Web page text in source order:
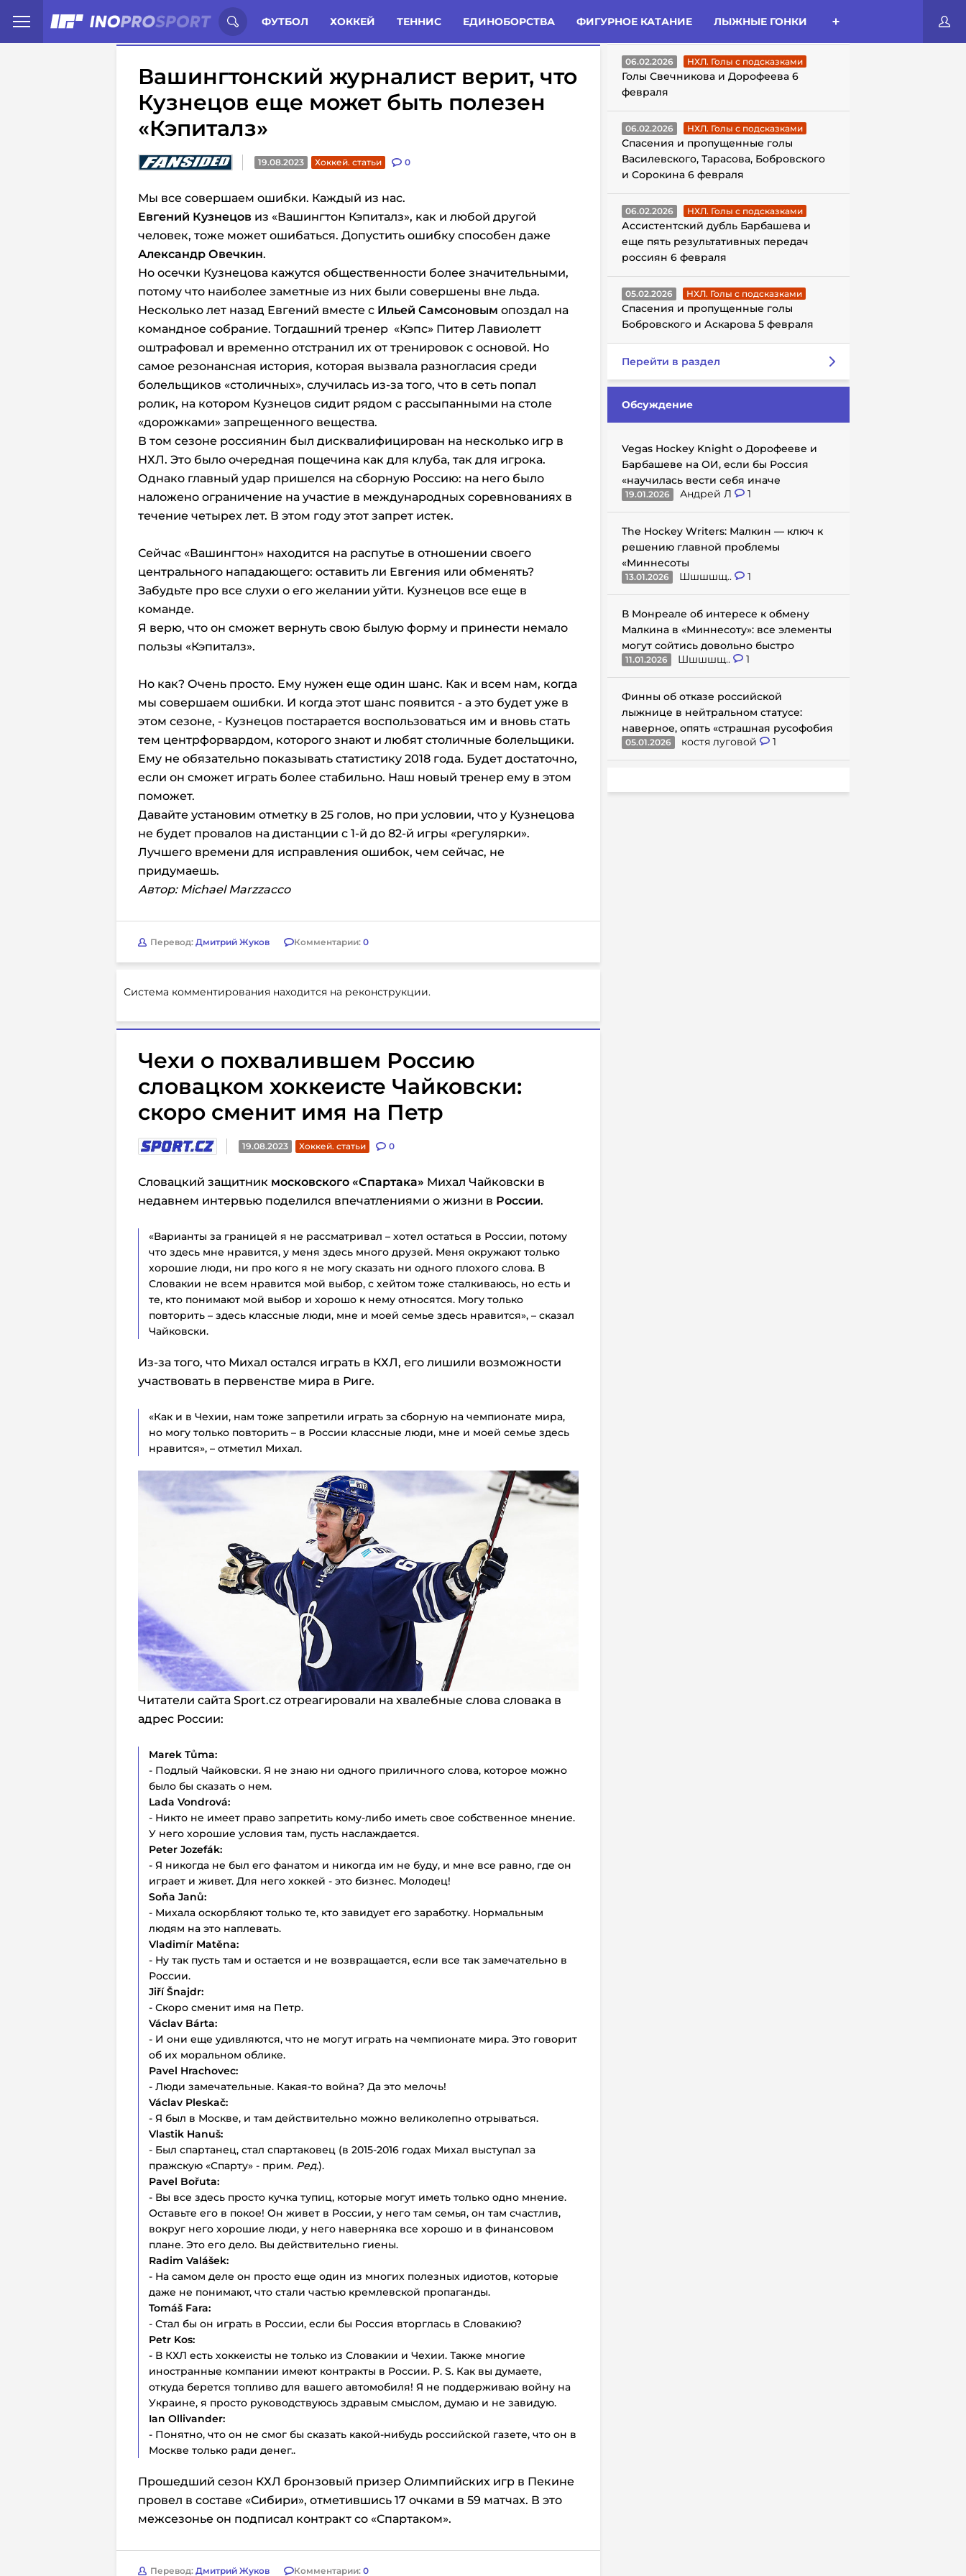
ФУТБОЛ ХОККЕЙ ТЕННИС ЕДИНОБОРСТВА ФИГУРНОЕ КАТАНИЕ ЛЫЖНЫЕ ГОНКИ
Иностранцы о спорте России: Статьи Комменты Новости
Вашингтонский журналист верит, что
Кузнецов еще может быть полезен
«Кэпиталз»
19.08.2023 Хоккей. статьи 0
Мы все совершаем ошибки. Каждый из нас.
Евгений Кузнецов из «Вашингтон Кэпиталз», как и любой другой
человек, тоже может ошибаться. Допустить ошибку способен даже
Александр Овечкин.
Но осечки Кузнецова кажутся общественности более значительными,
потому что наиболее заметные из них были совершены вне льда.
Несколько лет назад Евгений вместе с Ильей Самсоновым опоздал на
командное собрание. Тогдашний тренер «Кэпс» Питер Лавиолетт
оштрафовал и временно отстранил их от тренировок с основой. Но
самое резонансная история, которая вызвала разногласия среди
болельщиков «столичных», случилась из-за того, что в сеть попал
ролик, на котором Кузнецов сидит рядом с рассыпанными на столе
«дорожками» запрещенного вещества.
В том сезоне россиянин был дисквалифицирован на несколько игр в
НХЛ. Это было очередная пощечина как для клуба, так для игрока.
Однако главный удар пришелся на сборную Россию: на него было
наложено ограничение на участие в международных соревнованиях в
течение четырех лет. В этом году этот запрет истек.
Сейчас «Вашингтон» находится на распутье в отношении своего
центрального нападающего: оставить ли Евгения или обменять?
Забудьте про все слухи о его желании уйти. Кузнецов все еще в
команде.
Я верю, что он сможет вернуть свою былую форму и принести немало
пользы «Кэпиталз».
Но как? Очень просто. Ему нужен еще один шанс. Как и всем нам, когда
мы совершаем ошибки. И когда этот шанс появится - а это будет уже в
этом сезоне, - Кузнецов постарается воспользоваться им и вновь стать
тем центрфорвардом, которого знают и любят столичные болельщики.
Ему не обязательно показывать статистику 2018 года. Будет достаточно,
если он сможет играть более стабильно. Наш новый тренер ему в этом
поможет.
Давайте установим отметку в 25 голов, но при условии, что у Кузнецова
не будет провалов на дистанции с 1-й до 82-й игры «регулярки».
Лучшего времени для исправления ошибок, чем сейчас, не
придумаешь.
Автор: Michael Marzzacco
Перевод: Дмитрий Жуков Комментарии: 0
Система комментирования находится на реконструкции.
Чехи о похвалившем Россию
словацком хоккеисте Чайковски:
скоро сменит имя на Петр
19.08.2023 Хоккей. статьи 0
Словацкий защитник московского «Спартака» Михал Чайковски в
недавнем интервью поделился впечатлениями о жизни в России.
«Варианты за границей я не рассматривал – хотел остаться в России, потому
что здесь мне нравится, у меня здесь много друзей. Меня окружают только
хорошие люди, ни про кого я не могу сказать ни одного плохого слова. В
Словакии не всем нравится мой выбор, с хейтом тоже сталкиваюсь, но есть и
те, кто понимают мой выбор и хорошо к нему относятся. Могу только
повторить – здесь классные люди, мне и моей семье здесь нравится», – сказал
Чайковски.
Из-за того, что Михал остался играть в КХЛ, его лишили возможности
участвовать в первенстве мира в Риге.
«Как и в Чехии, нам тоже запретили играть за сборную на чемпионате мира,
но могу только повторить – в России классные люди, мне и моей семье здесь
нравится», – отметил Михал.
Читатели сайта Sport.cz отреагировали на хвалебные слова словака в
адрес России:
Marek Tůma:
- Подлый Чайковски. Я не знаю ни одного приличного слова, которое можно
было бы сказать о нем.
Lada Vondrová:
- Никто не имеет право запретить кому-либо иметь свое собственное мнение.
У него хорошие условия там, пусть наслаждается.
Peter Jozefák:
- Я никогда не был его фанатом и никогда им не буду, и мне все равно, где он
играет и живет. Для него хоккей - это бизнес. Молодец!
Soňa Janů:
- Михала оскорбляют только те, кто завидует его заработку. Нормальным
людям на это наплевать.
Vladimír Matěna:
- Ну так пусть там и остается и не возвращается, если все так замечательно в
России.
Jiří Šnajdr:
- Скоро сменит имя на Петр.
Václav Bárta:
- И они еще удивляются, что не могут играть на чемпионате мира. Это говорит
об их моральном облике.
Pavel Hrachovec:
- Люди замечательные. Какая-то война? Да это мелочь!
Václav Pleskač:
- Я был в Москве, и там действительно можно великолепно отрываться.
Vlastik Hanuš:
- Был спартанец, стал спартаковец (в 2015-2016 годах Михал выступал за
пражскую «Спарту» - прим. Ред.).
Pavel Bořuta:
- Вы все здесь просто кучка тупиц, которые могут иметь только одно мнение.
Оставьте его в покое! Он живет в России, у него там семья, он там счастлив,
вокруг него хорошие люди, у него наверняка все хорошо и в финансовом
плане. Это его дело. Вы действительно гиены.
Radim Valášek:
- На самом деле он просто еще один из многих полезных идиотов, которые
даже не понимают, что стали частью кремлевской пропаганды.
Tomáš Fara:
- Стал бы он играть в России, если бы Россия вторглась в Словакию?
Petr Kos:
- В КХЛ есть хоккеисты не только из Словакии и Чехии. Также многие
иностранные компании имеют контракты в России. P. S. Как вы думаете,
откуда берется топливо для вашего автомобиля! Я не поддерживаю войну на
Украине, я просто руководствуюсь здравым смыслом, думаю и не завидую.
Ian Ollivander:
- Понятно, что он не смог бы сказать какой-нибудь российской газете, что он в
Москве только ради денег..
Прошедший сезон КХЛ бронзовый призер Олимпийских игр в Пекине
провел в составе «Сибири», отметившись 17 очками в 59 матчах. В это
межсезонье он подписал контракт со «Спартаком».
Перевод: Дмитрий Жуков Комментарии: 0
ГОЛЫ С ПОДСКАЗКАМИ
06.02.2026 НХЛ. Голы с подсказками
Голы Свечникова и Дорофеева 6
февраля
06.02.2026 НХЛ. Голы с подсказками
Спасения и пропущенные голы
Василевского, Тарасова, Бобровского
и Сорокина 6 февраля
06.02.2026 НХЛ. Голы с подсказками
Ассистентский дубль Барбашева и
еще пять результативных передач
россиян 6 февраля
05.02.2026 НХЛ. Голы с подсказками
Спасения и пропущенные голы
Бобровского и Аскарова 5 февраля
Перейти в раздел
Обсуждение
Vegas Hockey Knight о Дорофееве и
Барбашеве на ОИ, если бы Россия
«научилась вести себя иначе
19.01.2026 Андрей Л 1
The Hockey Writers: Малкин — ключ к
решению главной проблемы
«Миннесоты
13.01.2026 Шшшшщ.. 1
В Монреале об интересе к обмену
Малкина в «Миннесоту»: все элементы
могут сойтись довольно быстро
11.01.2026 Шшшшщ.. 1
Финны об отказе российской
лыжнице в нейтральном статусе:
наверное, опять «страшная русофобия
05.01.2026 костя луговой 1